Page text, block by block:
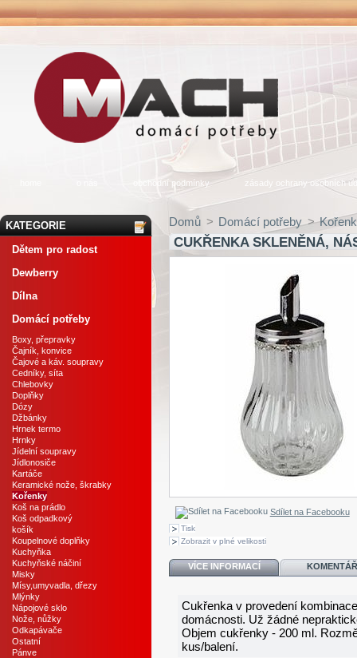
obchodní podmínky zásady ochrany osobních
KATEGORIE
Dětem pro radost
Dewberry
Dílna
Domácí potřeby
Boxy, přepravky
Čajník, konvice
Čajové a káv. soupravy
Cedníky, síta
Chlebovky
Doplňky
Dózy
Džbánky
Hrnek termo
Hrnky
Jídelní soupravy
Jídlonosiče
Kartáče
Keramické nože, škrabky
Kořenky
Koš na prádlo
Koš odpadkový
košík
Koupelnové doplňky
Kuchyňka
Kuchyňské náčiní
Misky
Mísy,umyvadla, dřezy
Mlýnky
Nápojové sklo
Nože, nůžky
Odkapávače
Ostatní
Pánve
Domů > Domácí potřeby >
CUKŘENKA SKLENĚNÁ,
Sdílet na Facebooku
Tisk
Zobrazit v plné velikosti
VÍCE INFORMACÍ
Cukřenka v provedení
domácnosti. Už žádné
Objem cukřenky - 200 ml.
kus/balení.